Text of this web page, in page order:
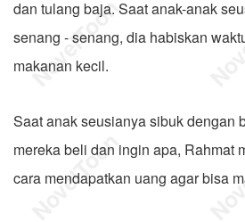
dan tulang baja. Saat anak-anak
senang - senang, dia habiskan
makanan kecil.
Saat anak seusianya sibuk dengan
mereka beli dan ingin apa, Rahmat
cara mendapatkan uang agar bisa